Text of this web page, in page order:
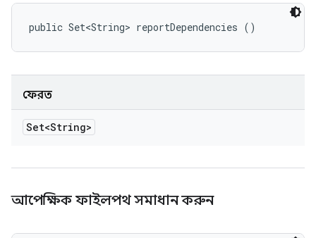
public Set<String> reportDependencies ()
ফেরত
Set<String>
আপেক্ষিক ফাইলপথ সমাধান করুন